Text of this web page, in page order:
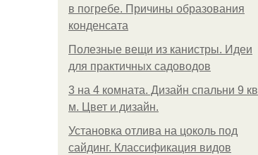
в погребе. Причины образования
конденсата
Полезные вещи из канистры. Идеи
для практичных садоводов
3 на 4 комната. Дизайн спальни 9 кв
м. Цвет и дизайн.
Установка отлива на цоколь под
сайдинг. Классификация видов